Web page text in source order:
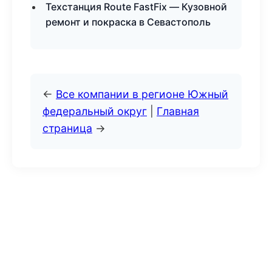
Техстанция Route FastFix — Кузовной
ремонт и покраска в Севастополь
← Все компании в регионе Южный
федеральный округ
Главная
страница →